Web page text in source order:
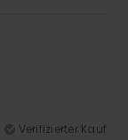
Verifizierter Kauf